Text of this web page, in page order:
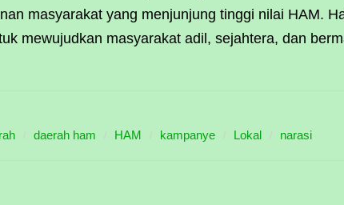
masyarakat yang menjunjung tinggi nilai HAM.
mewujudkan masyarakat adil, sejahtera, dan
daerah ham HAM kampanye Lokal narasi